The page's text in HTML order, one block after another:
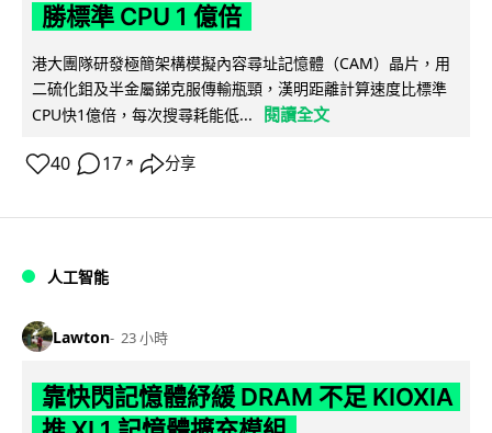
勝標準 CPU 1 億倍
港大團隊研發極簡架構模擬內容尋址記憶體（CAM）晶片，用
二硫化鉬及半金屬銻克服傳輸瓶頸，漢明距離計算速度比標準
CPU快1億倍，每次搜尋耗能低...
閱讀全文
40 17 ↗ 分享
人工智能
Lawton 23 小時
靠快閃記憶體紓緩 DRAM 不足 KIOXIA